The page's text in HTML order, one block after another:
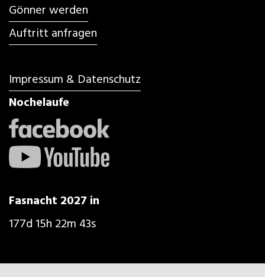
Gönner werden
Auftritt anfragen
Impressum & Datenschutz
Nochelaufe
Fasnacht 2027 in
177d 15h 22m 43s